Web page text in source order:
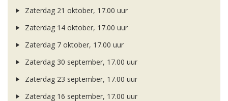
Zaterdag 21 oktober, 17.00 uur
Zaterdag 14 oktober, 17.00 uur
Zaterdag 7 oktober, 17.00 uur
Zaterdag 30 september, 17.00 uur
Zaterdag 23 september, 17.00 uur
Zaterdag 16 september, 17.00 uur